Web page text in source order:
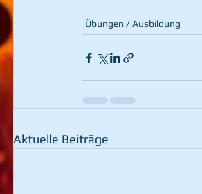
Übungen / Ausbildung
Aktuelle Beiträge